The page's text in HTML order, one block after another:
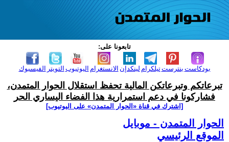
تابعونا على:
الفيسبوك التويتر اليوتيوب الانستغرام لينكدإن تيلكرامبنترست بودكاست
تبرعاتكم وتبرعاتكن المالية تحفظ استقلال الحوار المتمدن،
فشاركونا في دعم استمرارية هذا الفضاء اليساري الحر
[اشترك في قناة ‫«الحوار المتمدن» على اليوتيوب]
الحوار المتمدن - موبايل
الموقع الرئيسي